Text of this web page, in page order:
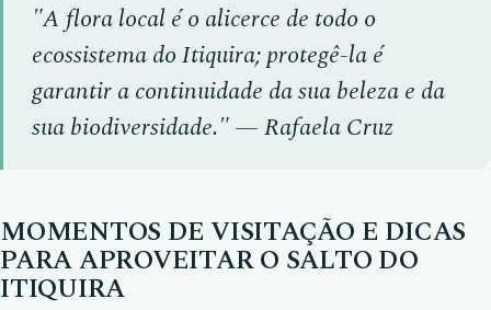
"A flora local é o alicerce de todo o
ecossistema do Itiquira; protegê-la é
garantir a continuidade da sua beleza e da
sua biodiversidade." — Rafaela Cruz
MOMENTOS DE VISITAÇÃO E DICAS
PARA APROVEITAR O SALTO DO
ITIQUIRA